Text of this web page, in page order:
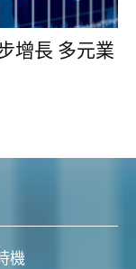
增長 多元業
機